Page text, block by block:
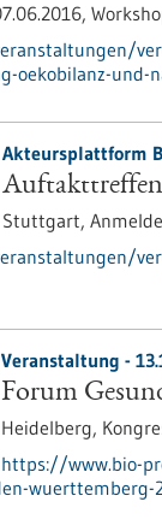
oekobilanz-und-
Akteursplattform
Stuttgart,
Veranstaltung -
Forum
Heidelberg,
https://www.bio-
wuerttemberg-